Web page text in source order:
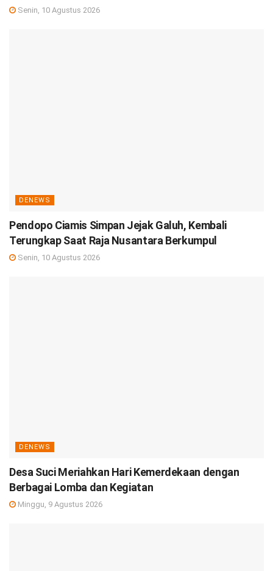
Senin, 10 Agustus 2026
DENEWS
Pendopo Ciamis Simpan Jejak Galuh, Kembali
Terungkap Saat Raja Nusantara Berkumpul
Senin, 10 Agustus 2026
DENEWS
Desa Suci Meriahkan Hari Kemerdekaan dengan
Berbagai Lomba dan Kegiatan
Minggu, 9 Agustus 2026